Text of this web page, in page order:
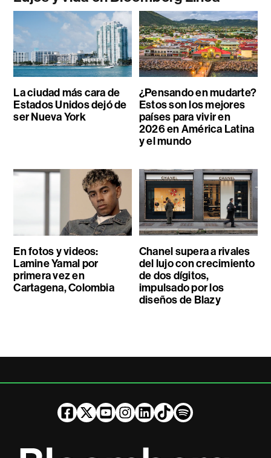
La ciudad más cara de
Estados Unidos dejó de
ser Nueva York
¿Pensando en mudarte?
Estos son los mejores
países para vivir en
2026 en América Latina
y el mundo
En fotos y videos:
Lamine Yamal por
primera vez en
Cartagena, Colombia
Chanel supera a rivales
del lujo con crecimiento
de dos dígitos,
impulsado por los
diseños de Blazy